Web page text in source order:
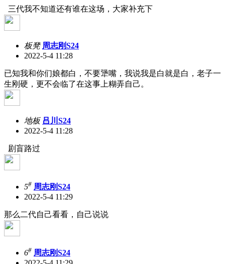
三代我不知道还有谁在这场，大家补充下
板凳 周志刚S24
2022-5-4 11:28
已知我和你们娘都白，不要犟嘴，我说我是白就是白，老子一
生刚硬，更不会临了在这事上糊弄自己。
地板 吕川S24
2022-5-4 11:28
剧盲路过
5# 周志刚S24
2022-5-4 11:29
那么二代自己看看，自己说说
6# 周志刚S24